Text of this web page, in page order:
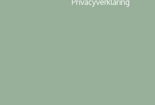
Privacyverklaring